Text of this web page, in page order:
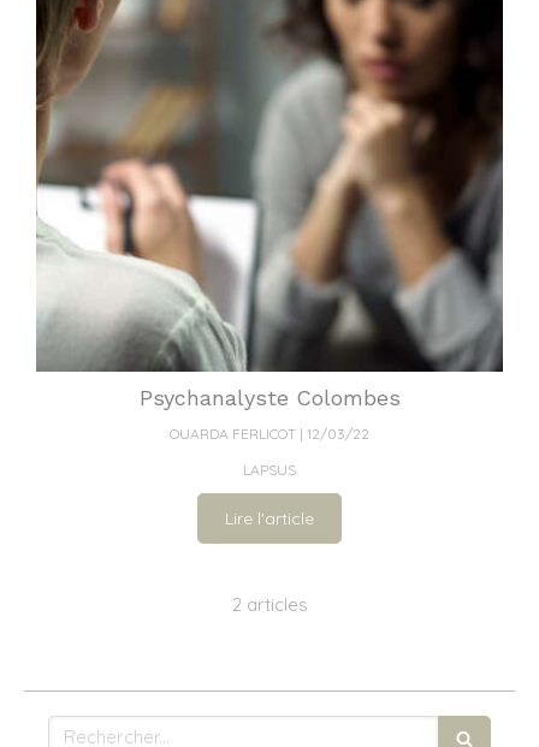
Psychanalyste Colombes
OUARDA FERLICOT 12/03/22
LAPSUS
Lire l'article
2 articles
Rechercher